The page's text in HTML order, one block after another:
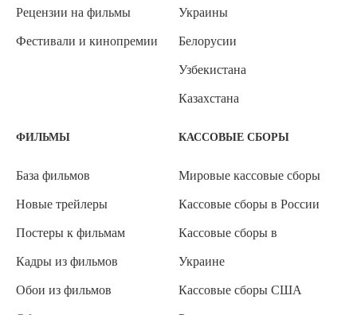
Рецензии на фильмы
Фестивали и кинопремии
Украины
Белорусии
Узбекистана
Казахстана
ФИЛЬМЫ
База фильмов
Новые трейлеры
Постеры к фильмам
Кадры из фильмов
Обои из фильмов
КАССОВЫЕ СБОРЫ
Мировые кассовые сборы
Кассовые сборы в России
Кассовые сборы в
Украине
Кассовые сборы США